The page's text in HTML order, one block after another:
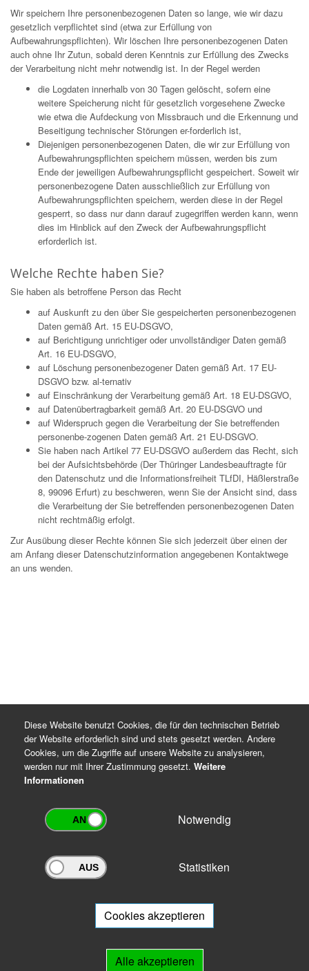
Wir speichern Ihre personenbezogenen Daten so lange, wie wir dazu
gesetzlich verpflichtet sind (etwa zur Erfüllung von
Aufbewahrungspflichten). Wir löschen Ihre personenbezogenen Daten
auch ohne Ihr Zutun, sobald deren Kenntnis zur Erfüllung des Zwecks
der Verarbeitung nicht mehr notwendig ist. In der Regel werden
die Logdaten innerhalb von 30 Tagen gelöscht, sofern eine
weitere Speicherung nicht für gesetzlich vorgesehene Zwecke
wie etwa die Aufdeckung von Missbrauch und die Erkennung und
Beseitigung technischer Störungen er-forderlich ist,
Diejenigen personenbezogenen Daten, die wir zur Erfüllung von
Aufbewahrungspflichten speichern müssen, werden bis zum
Ende der jeweiligen Aufbewahrungspflicht gespeichert. Soweit wir
personenbezogene Daten ausschließlich zur Erfüllung von
Aufbewahrungspflichten speichern, werden diese in der Regel
gesperrt, so dass nur dann darauf zugegriffen werden kann, wenn
dies im Hinblick auf den Zweck der Aufbewahrungspflicht
erforderlich ist.
Welche Rechte haben Sie?
Sie haben als betroffene Person das Recht
auf Auskunft zu den über Sie gespeicherten personenbezogenen
Daten gemäß Art. 15 EU-DSGVO,
auf Berichtigung unrichtiger oder unvollständiger Daten gemäß
Art. 16 EU-DSGVO,
auf Löschung personenbezogener Daten gemäß Art. 17 EU-
DSGVO bzw. al-ternativ
auf Einschränkung der Verarbeitung gemäß Art. 18 EU-DSGVO,
auf Datenübertragbarkeit gemäß Art. 20 EU-DSGVO und
auf Widerspruch gegen die Verarbeitung der Sie betreffenden
personenbe-zogenen Daten gemäß Art. 21 EU-DSGVO.
Sie haben nach Artikel 77 EU-DSGVO außerdem das Recht, sich
bei der Aufsichtsbehörde (Der Thüringer Landesbeauftragte für
den Datenschutz und die Informationsfreiheit TLfDI, Häßlerstraße
8, 99096 Erfurt) zu beschweren, wenn Sie der Ansicht sind, dass
die Verarbeitung der Sie betreffenden personenbezogenen Daten
nicht rechtmäßig erfolgt.
Zur Ausübung dieser Rechte können Sie sich jederzeit über einen der
am Anfang dieser Datenschutzinformation angegebenen Kontaktwege
an uns wenden.
Archivportal Thüringen
Ihnen beratend zur Seite.
Diese Website benutzt Cookies, die für den technischen Betrieb
der Website erforderlich sind und stets gesetzt werden. Andere
Cookies, um die Zugriffe auf unsere Website zu analysieren,
werden nur mit Ihrer Zustimmung gesetzt. Weitere
Informationen
Notwendig
Statistiken
Cookies akzeptieren
Alle akzeptieren